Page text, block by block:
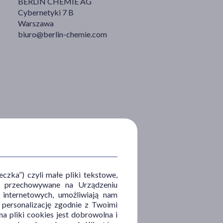
Cybernetyki 7 B
Warszawa
biuro@berlin-chemie.com
czyli małe pliki tekstowe,
na Urządzeniu
umożliwiają nam
zgodnie z Twoimi
pliki cookies jest dobrowolna i